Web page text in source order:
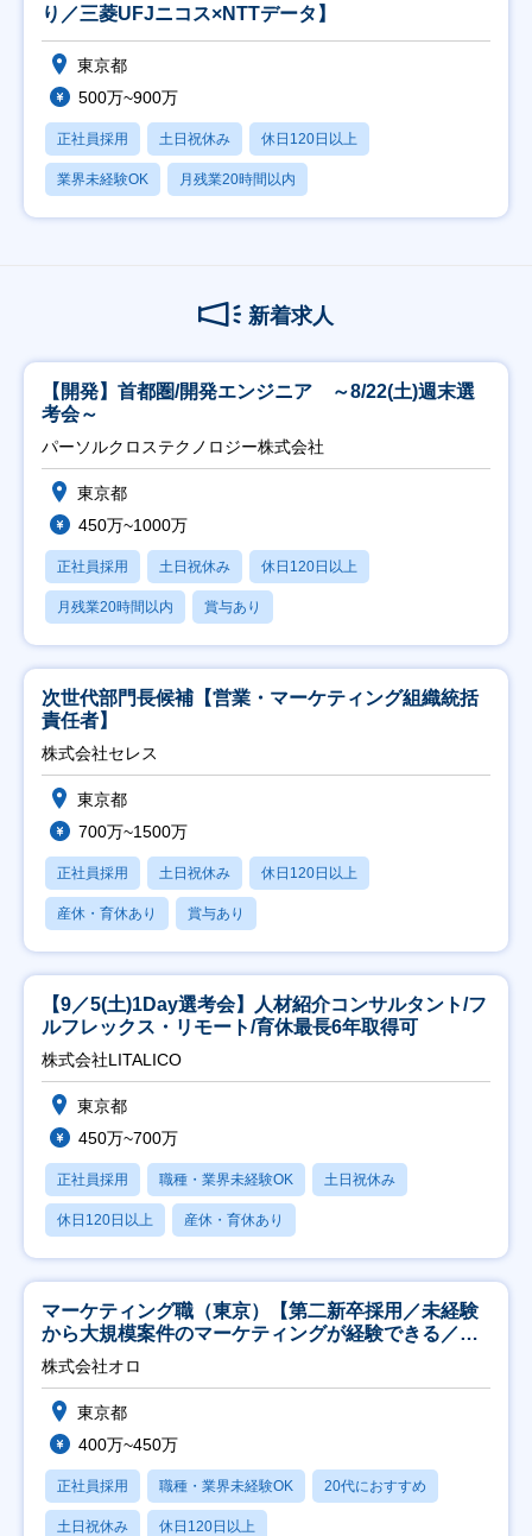
り／三菱UFJニコス×NTTデータ】
東京都
500万~900万
正社員採用 土日祝休み 休日120日以上
業界未経験OK 月残業20時間以内
新着求人
【開発】首都圏/開発エンジニア ～8/22(土)週末選
考会～
パーソルクロステクノロジー株式会社
東京都
450万~1000万
正社員採用 土日祝休み 休日120日以上
月残業20時間以内 賞与あり
次世代部門長候補【営業・マーケティング組織統括
責任者】
株式会社セレス
東京都
700万~1500万
正社員採用 土日祝休み 休日120日以上
産休・育休あり 賞与あり
【9／5(土)1Day選考会】人材紹介コンサルタント/フ
ルフレックス・リモート/育休最長6年取得可
株式会社LITALICO
東京都
450万~700万
正社員採用 職種・業界未経験OK 土日祝休み
休日120日以上 産休・育休あり
マーケティング職（東京）【第二新卒採用／未経験
から大規模案件のマーケティングが経験できる／研
修充実】
株式会社オロ
東京都
400万~450万
正社員採用 職種・業界未経験OK 20代におすすめ
土日祝休み 休日120日以上